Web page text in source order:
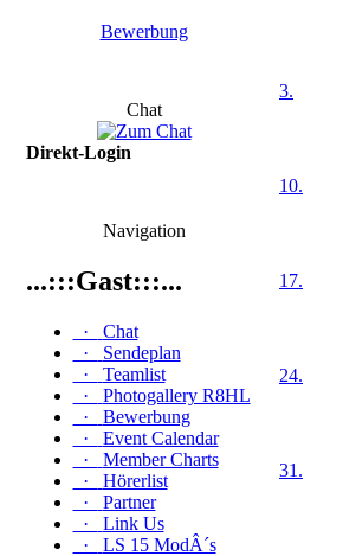
Bewerbung
Chat
Direkt-Login
Navigation
...:::Gast:::...
·
Chat
·
Sendeplan
·
Teamlist
·
Photogallery R8HL
·
Bewerbung
·
Event Calendar
·
Member Charts
·
Hörerlist
·
Partner
·
Link Us
·
LS 15 ModÂ´s
3.
10.
17.
24.
31.